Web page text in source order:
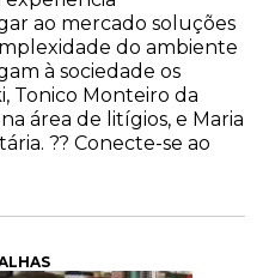
ao mercado soluções
do ambiente
à sociedade os
Tonico Monteiro da
área de litígios, e Maria
?? Conecte-se ao